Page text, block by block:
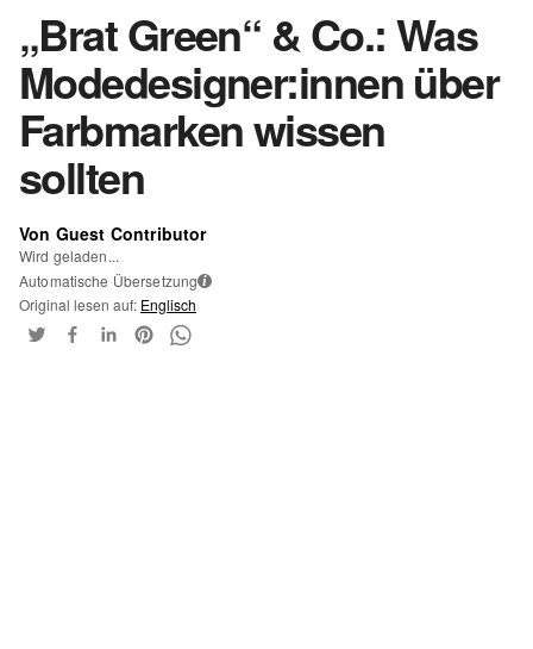
„Brat Green“ & Co.: Was
Modedesigner:innen über
Farbmarken wissen
sollten
Von Guest Contributor
Wird geladen...
Automatische Übersetzung i
Original lesen auf: Englisch